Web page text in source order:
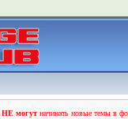
НЕ могутначинать новые темы в